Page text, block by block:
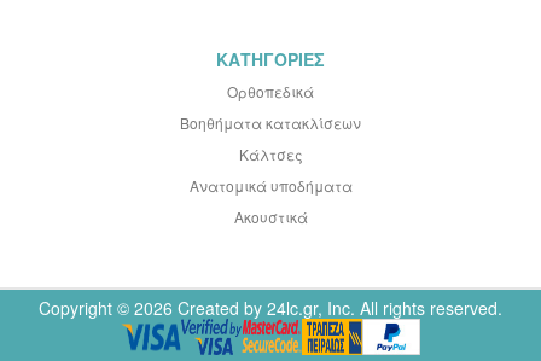
ΚΑΤΗΓΟΡΙΕΣ
Ορθοπεδικά
Βοηθήματα κατακλίσεων
Κάλτσες
Ανατομικά υποδήματα
Ακουστικά
Copyright © 2026 Created by 24lc.gr, Inc. All rights reserved.